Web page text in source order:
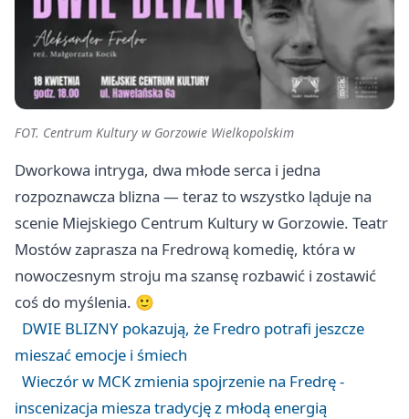
FOT. Centrum Kultury w Gorzowie Wielkopolskim
Dworkowa intryga, dwa młode serca i jedna
rozpoznawcza blizna — teraz to wszystko ląduje na
scenie Miejskiego Centrum Kultury w Gorzowie. Teatr
Mostów zaprasza na Fredrową komedię, która w
nowoczesnym stroju ma szansę rozbawić i zostawić
coś do myślenia. 🙂
DWIE BLIZNY pokazują, że Fredro potrafi jeszcze
mieszać emocje i śmiech
Wieczór w MCK zmienia spojrzenie na Fredrę -
inscenizacja miesza tradycję z młodą energią